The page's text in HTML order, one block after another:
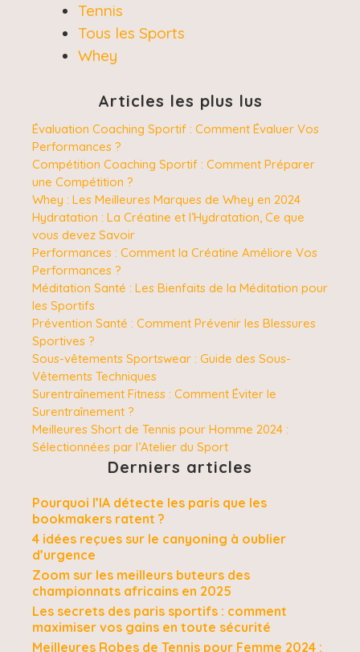
Tennis
Tous les Sports
Whey
Articles les plus lus
Évaluation Coaching Sportif : Comment Évaluer Vos
Performances ?
Compétition Coaching Sportif : Comment Préparer
une Compétition ?
Whey : Les Meilleures Marques de Whey en 2024
Hydratation : La Créatine et l’Hydratation, Ce que
vous devez Savoir
Performances : Comment la Créatine Améliore Vos
Performances ?
Méditation Santé : Les Bienfaits de la Méditation pour
les Sportifs
Prévention Santé : Comment Prévenir les Blessures
Sportives ?
Sous-vêtements Sportswear : Guide des Sous-
Vêtements Techniques
Surentraînement Fitness : Comment Éviter le
Surentraînement ?
Meilleures Short de Tennis pour Homme 2024 :
Sélectionnées par l’Atelier du Sport
Derniers articles
Pourquoi l’IA détecte les paris que les
bookmakers ratent ?
4 idées reçues sur le canyoning à oublier
d’urgence
Zoom sur les meilleurs buteurs des
championnats africains en 2025
Les secrets des paris sportifs : comment
maximiser vos gains en toute sécurité
Meilleures Robes de Tennis pour Femme 2024 :